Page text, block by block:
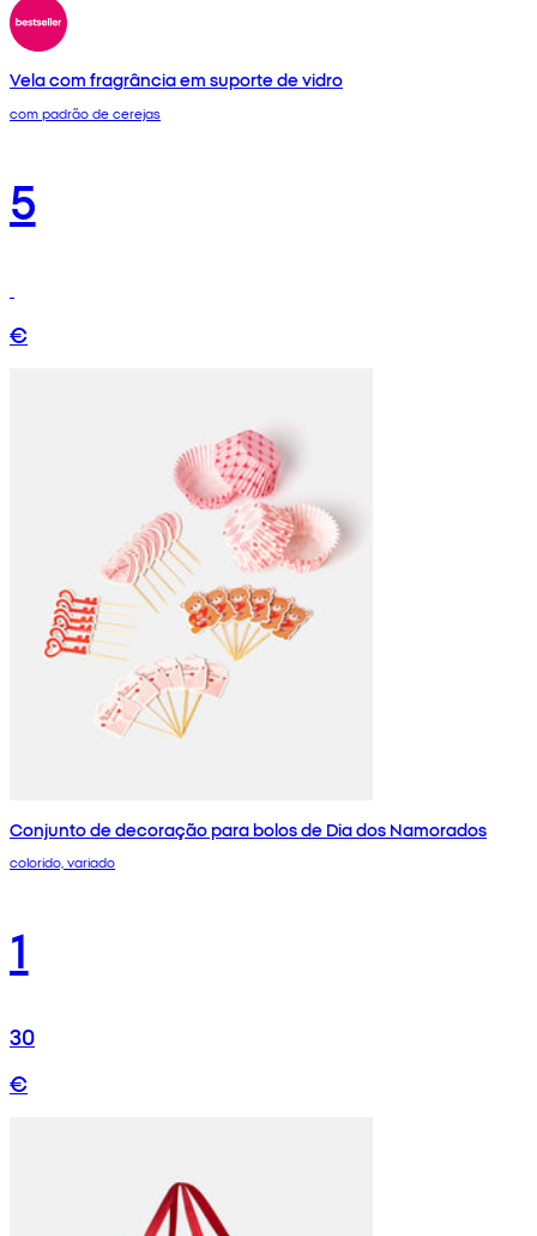
Vela com fragrância em suporte de vidro
com padrão de cerejas
5
€
Conjunto de decoração para bolos de Dia dos Namorados
colorido, variado
1
30
€